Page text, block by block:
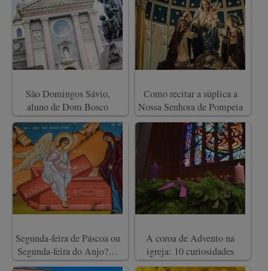
São Domingos Sávio,
aluno de Dom Bosco
Como recitar a súplica a
Nossa Senhora de Pompeia
Segunda-feira de Páscoa ou
Segunda-feira do Anjo?…
A coroa de Advento na
igreja: 10 curiosidades